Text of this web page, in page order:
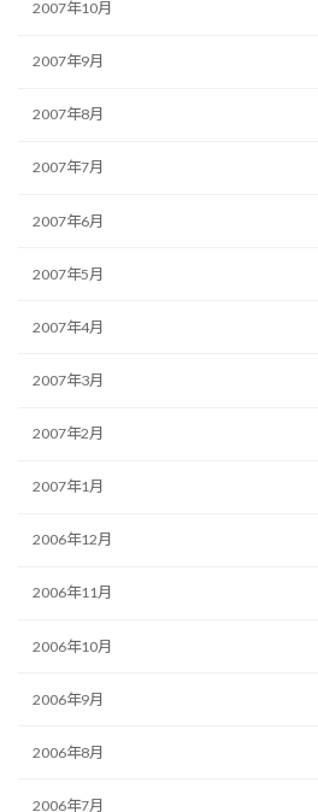
2007年10月
2007年9月
2007年8月
2007年7月
2007年6月
2007年5月
2007年4月
2007年3月
2007年2月
2007年1月
2006年12月
2006年11月
2006年10月
2006年9月
2006年8月
2006年7月